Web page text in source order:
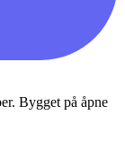
Bygget på åpne